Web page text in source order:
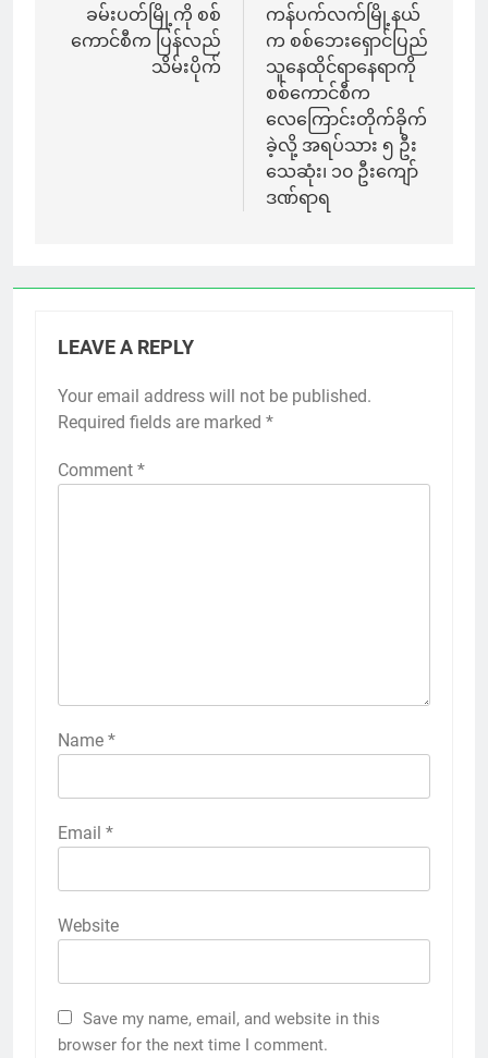
navigation
ခမ်းပတ်မြို့ကို စစ်
ကောင်စီက ပြန်လည်
သိမ်းပိုက်
ကန်ပက်လက်မြို့နယ်
က စစ်ဘေးရှောင်ပြည်
သူနေထိုင်ရာနေရာကို
စစ်ကောင်စီက
လေကြောင်းတိုက်ခိုက်
ခဲ့လို့ အရပ်သား ၅ ဦး
သေဆုံး၊ ၁၀ ဦးကျော်
ဒဏ်ရာရ
LEAVE A REPLY
Your email address will not be published.
Required fields are marked *
Comment *
Name *
Email *
Website
Save my name, email, and website in this
browser for the next time I comment.